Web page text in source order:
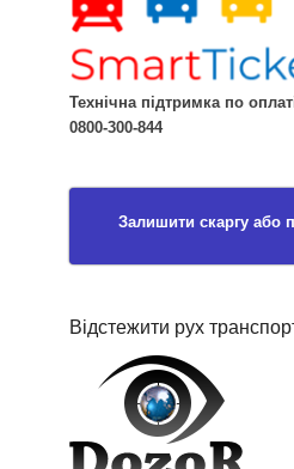
Технічна підтримка по
0800-300-844
Залишити скаргу або
Відстежити рух